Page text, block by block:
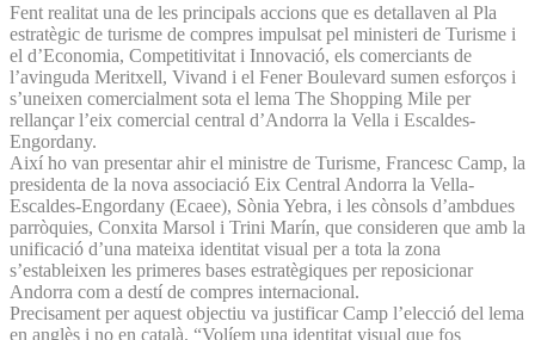
Fent realitat una de les principals accions que es detallaven al Pla
estratègic de turisme de compres impulsat pel ministeri de Turisme i
el d’Economia, Competitivitat i Innovació, els comerciants de
l’avinguda Meritxell, Vivand i el Fener Boulevard sumen esforços i
s’uneixen comercialment sota el lema The Shopping Mile per
rellançar l’eix comercial central d’Andorra la Vella i Escaldes-
Engordany.
Així ho van presentar ahir el ministre de Turisme, Francesc Camp, la
presidenta de la nova associació Eix Central Andorra la Vella-
Escaldes-Engordany (Ecaee), Sònia Yebra, i les cònsols d’ambdues
parròquies, Conxita Marsol i Trini Marín, que consideren que amb la
unificació d’una mateixa identitat visual per a tota la zona
s’estableixen les primeres bases estratègiques per reposicionar
Andorra com a destí de compres internacional.
Precisament per aquest objectiu va justificar Camp l’elecció del lema
en anglès i no en català. “Volíem una identitat visual que fos